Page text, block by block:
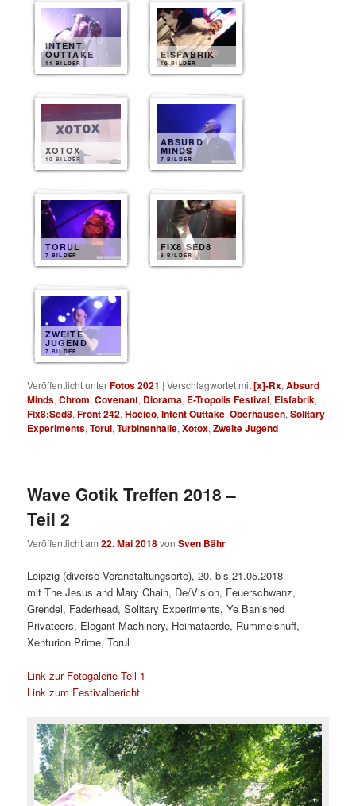
INTENT
OUTTAKE
11 BILDER
EISFABRIK
10 BILDER
XOTOX
10 BILDER
ABSURD
MINDS
7 BILDER
TORUL
7 BILDER
FIX8 SED8
8 BILDER
ZWEITE
JUGEND
7 BILDER
Veröffentlicht unterFotos 2021 |Verschlagwortet mit[x]-Rx,Absurd
Minds,Chrom,Covenant, Diorama, E-Tropolis Festival, Eisfabrik,
Fix8:Sed8,Front 242,Hocico,Intent Outtake,Oberhausen,Solitary
Experiments,Torul,Turbinenhalle,Xotox,Zweite Jugend
Wave Gotik Treffen 2018 –
Teil 2
Veröffentlicht am22. Mai 2018vonSven Bähr
Leipzig (diverse Veranstaltungsorte), 20. bis 21.05.2018
mit The Jesus and Mary Chain, De/Vision, Feuerschwanz,
Grendel, Faderhead, Solitary Experiments, Ye Banished
Privateers, Elegant Machinery, Heimataerde, Rummelsnuff,
Xenturion Prime, Torul
Link zur Fotogalerie Teil 1
Link zum Festivalbericht